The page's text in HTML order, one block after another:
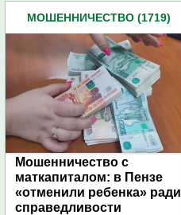
МОШЕННИЧЕСТВО (1719)
Мошенничество с
маткапиталом: в Пензе
«отменили ребенка» ради
справедливости